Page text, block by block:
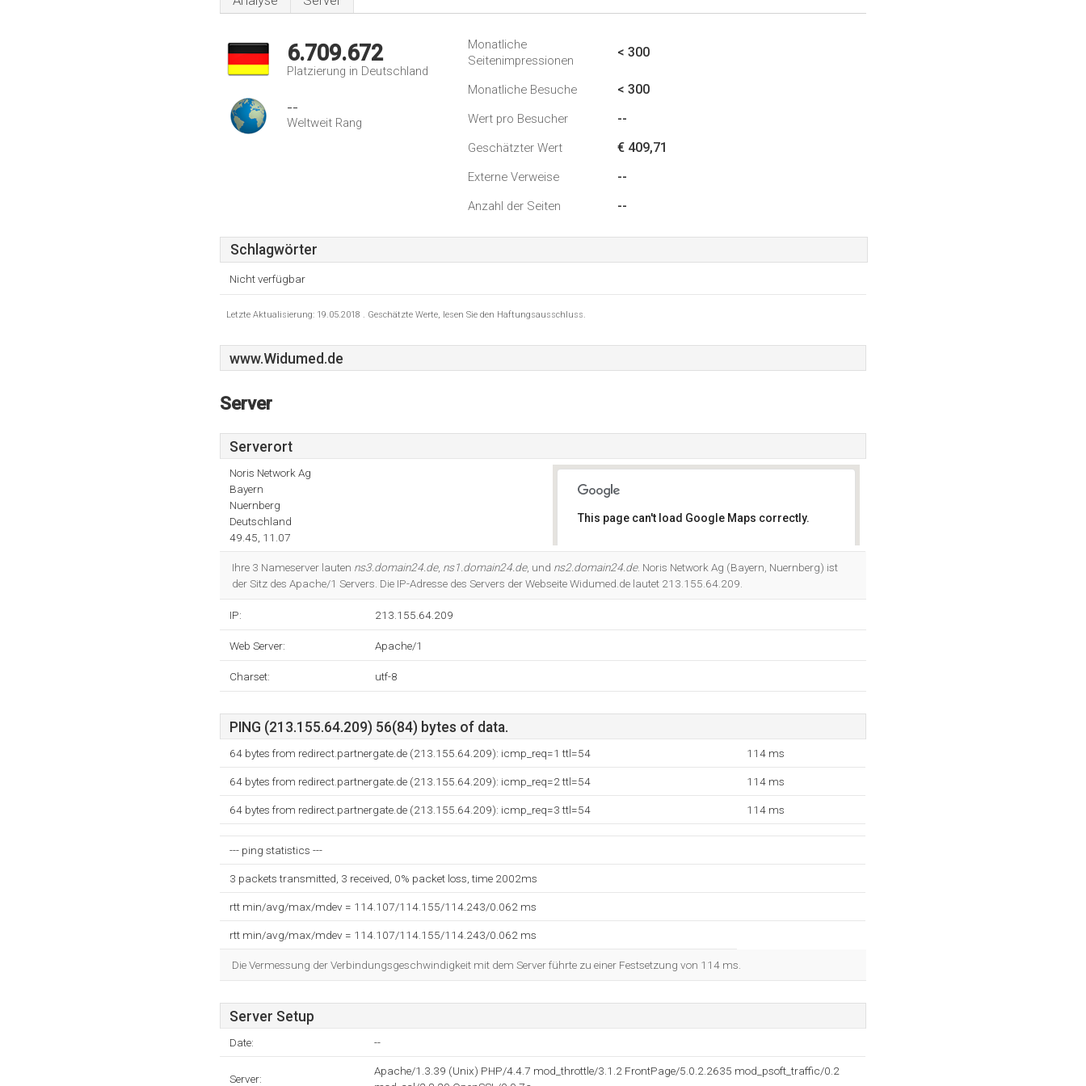
6.709.672
Platzierung in Deutschland
--
Weltweit Rang
Monatliche
Seitenimpressionen
< 300
Monatliche Besuche < 300
Wert pro Besucher --
Geschätzter Wert € 409,71
Externe Verweise --
Anzahl der Seiten --
Schlagwörter
Nicht verfügbar
Letzte Aktualisierung: 19.05.2018 . Geschätzte Werte, lesen Sie den Haftungsausschluss.
www.Widumed.de
Server
Serverort
Noris Network Ag
Bayern
Nuernberg
Deutschland
49.45, 11.07
This page can't load Google Maps correctly.
Ihre 3 Nameserver lauten ns3.domain24.de, ns1.domain24.de, und ns2.domain24.de. Noris Network Ag (Bayern, Nuernberg) ist
der Sitz des Apache/1 Servers. Die IP-Adresse des Servers der Webseite Widumed.de lautet 213.155.64.209.
IP: 213.155.64.209
Web Server: Apache/1
Charset: utf-8
PING (213.155.64.209) 56(84) bytes of data.
64 bytes from redirect.partnergate.de (213.155.64.209): icmp_req=1 ttl=54 114 ms
64 bytes from redirect.partnergate.de (213.155.64.209): icmp_req=2 ttl=54 114 ms
64 bytes from redirect.partnergate.de (213.155.64.209): icmp_req=3 ttl=54 114 ms
--- ping statistics ---
3 packets transmitted, 3 received, 0% packet loss, time 2002ms
rtt min/avg/max/mdev = 114.107/114.155/114.243/0.062 ms
rtt min/avg/max/mdev = 114.107/114.155/114.243/0.062 ms
Die Vermessung der Verbindungsgeschwindigkeit mit dem Server führte zu einer Festsetzung von 114 ms.
Server Setup
Date: --
Server:
Apache/1.3.39 (Unix) PHP/4.4.7 mod_throttle/3.1.2 FrontPage/5.0.2.2635 mod_psoft_traffic/0.2